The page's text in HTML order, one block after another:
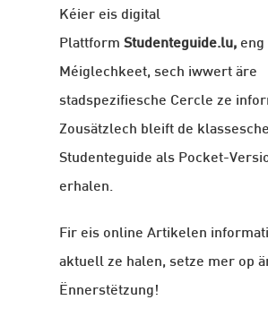
Kéier eis digital
Plattform Studenteguide.lu, eng
Méiglechkeet, sech iwwert äre
stadspezifiesche Cercle ze
Zousätzlech bleift de klassesche
Studenteguide als Pocket-
erhalen.
Fir eis online Artikelen
aktuell ze halen, setze mer op
Ënnerstëtzung!